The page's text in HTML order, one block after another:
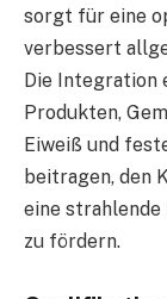
sorgt für eine
verbessert
Die Integration
Produkten,
Eiweiß und
beitragen, den
eine strahlende
zu fördern.